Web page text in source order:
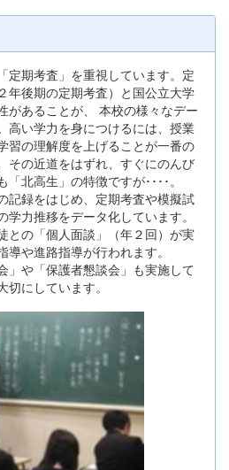
定期考査」を重視しています。定
年後期の定期考査）と国公立大学
があることが、 本校の様々なデー
高い学力を身につけるには、授業
習の理解度を上げることが一番の
その近道をはずれ、すぐにのんび
北高生」の特徴ですが････。
記録をはじめ、定期考査や模擬試
力推移をデータ化しています。
との「個人面談」（年２回）が実
導や進路指導が行われます。
」や「保護者懇談会」も実施して
にしています。